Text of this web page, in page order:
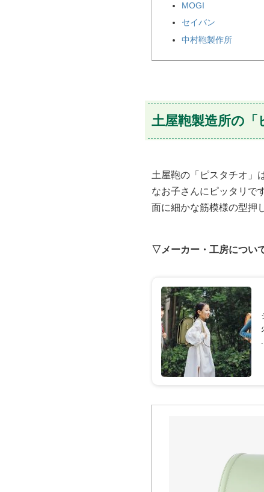
MOGI
セイバン
中村鞄製作所
土屋鞄製造所の「
土屋鞄の「ピスタチオ」
なお子さんにピッタリで
面に細かな筋模様の型押
▽メーカー・工房につい